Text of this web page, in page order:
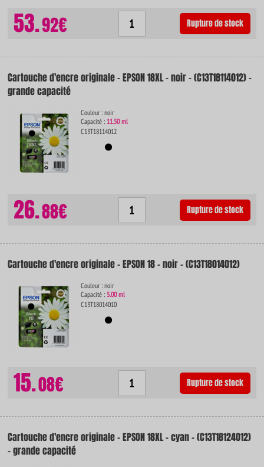
53.92€ Rupture de stock
Cartouche d'encre originale - EPSON 18XL - noir - (C13T18114012) -
grande capacité
Couleur : noir
Capacité : 11.50 ml
C13T18114012
26.88€ Rupture de stock
Cartouche d'encre originale - EPSON 18 - noir - (C13T18014012)
Couleur : noir
Capacité :5.00 ml
C13T18014010
15.08€ Rupture de stock
Cartouche d'encre originale - EPSON 18XL - cyan - (C13T18124012)
- grande capacité